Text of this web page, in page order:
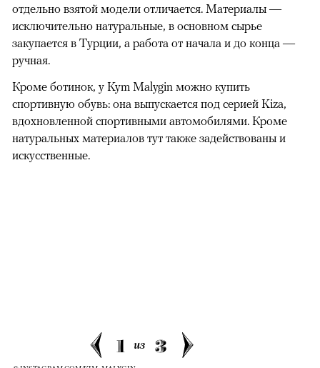
отдельно взятой модели отличается. Материалы —
исключительно натуральные, в основном сырье
закупается в Турции, а работа от начала и до конца —
ручная.
Кроме ботинок, у Kym Malygin можно купить
спортивную обувь: она выпускается под серией Kiza,
вдохновленной спортивными автомобилями. Кроме
натуральных материалов тут также задействованы и
искусственные.
1 из 3